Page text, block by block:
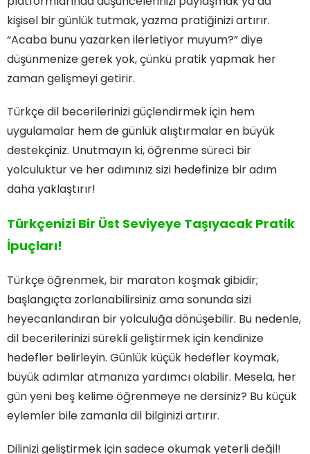
kişisel bir günlük tutmak, yazma pratiğinizi artırır.
“Acaba bunu yazarken ilerletiyor muyum?” diye
düşünmenize gerek yok, çünkü pratik yapmak her
zaman gelişmeyi getirir.
Türkçe dil becerilerinizi güçlendirmek için hem
uygulamalar hem de günlük alıştırmalar en büyük
destekçiniz. Unutmayın ki, öğrenme süreci bir
yolculuktur ve her adımınız sizi hedefinize bir adım
daha yaklaştırır!
Türkçenizi Bir Üst Seviyeye Taşıyacak Pratik
İpuçları!
Türkçe öğrenmek, bir maraton koşmak gibidir;
başlangıçta zorlanabilirsiniz ama sonunda sizi
heyecanlandıran bir yolculuğa dönüşebilir. Bu nedenle,
dil becerilerinizi sürekli geliştirmek için kendinize
hedefler belirleyin. Günlük küçük hedefler koymak,
büyük adımlar atmanıza yardımcı olabilir. Mesela, her
gün yeni beş kelime öğrenmeye ne dersiniz? Bu küçük
eylemler bile zamanla dil bilginizi artırır.
Dilinizi geliştirmek için sadece okumak yeterli değil!